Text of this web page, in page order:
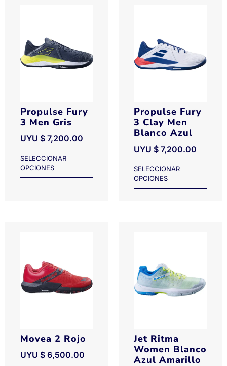
Propulse Fury
3 Men Gris
UYU $ 7,200.00
SELECCIONAR
OPCIONES
Propulse Fury
3 Clay Men
Blanco Azul
UYU $ 7,200.00
SELECCIONAR
OPCIONES
Movea 2 Rojo
UYU $ 6,500.00
Jet Ritma
Women Blanco
Azul Amarillo